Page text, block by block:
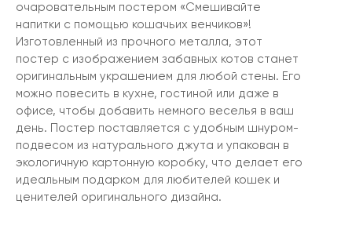
очаровательным постером «Смешивайте
напитки с помощью кошачьих венчиков»!
Изготовленный из прочного металла, этот
постер с изображением забавных котов станет
оригинальным украшением для любой стены. Его
можно повесить в кухне, гостиной или даже в
офисе, чтобы добавить немного веселья в ваш
день. Постер поставляется с удобным шнуром-
подвесом из натурального джута и упакован в
экологичную картонную коробку, что делает его
идеальным подарком для любителей кошек и
ценителей оригинального дизайна.